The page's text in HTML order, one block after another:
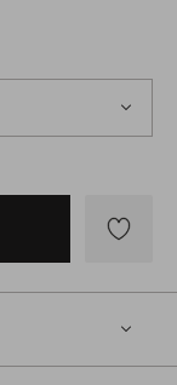
Favoriten